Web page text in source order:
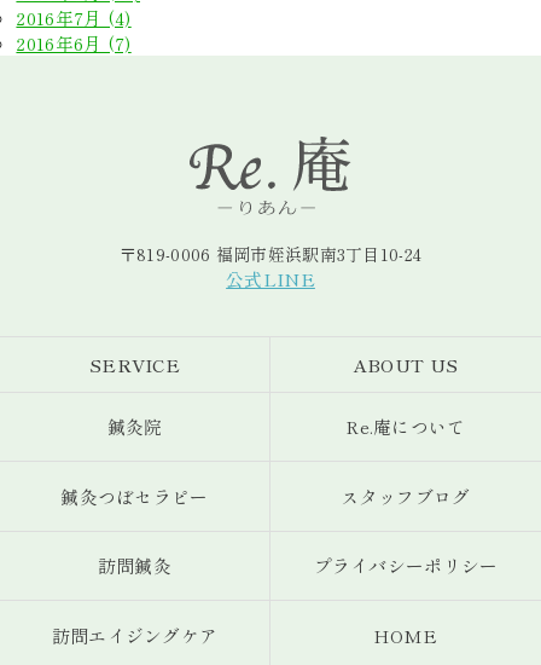
2016年7月 (4)
2016年6月 (7)
〒819-0006 福岡市姪浜駅南3丁目10-24
公式LINE
SERVICE
鍼灸院
鍼灸つぼセラピー
訪問鍼灸
訪問エイジングケア
ABOUT US
Re.庵について
スタッフブログ
プライバシーポリシー
HOME